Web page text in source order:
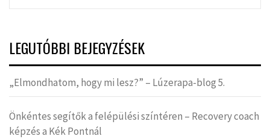
LEGUTÓBBI BEJEGYZÉSEK
„Elmondhatom, hogy mi lesz?” – Lúzerapa-blog 5.
Önkéntes segítők a felépülési színtéren – Recovery coach
képzés a Kék Pontnál